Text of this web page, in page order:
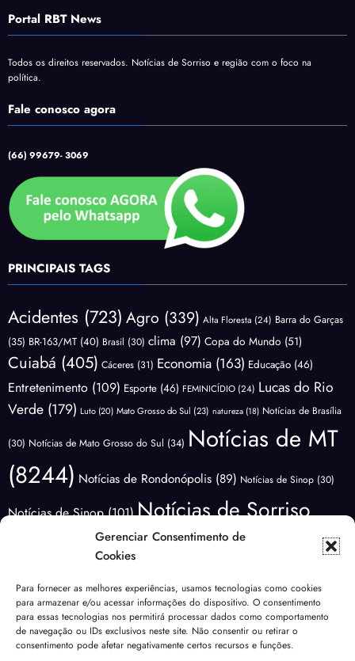
Gerenciar Consentimento de
Cookies
Para fornecer as melhores experiências, usamos tecnologias como cookies
para armazenar e/ou acessar informações do dispositivo. O consentimento
para essas tecnologias nos permitirá processar dados como comportamento
de navegação ou IDs exclusivos neste site. Não consentir ou retirar o
consentimento pode afetar negativamente certos recursos e funções.
Portal RBT News
Todos os direitos reservados. Notícias de Sorriso e região com o foco na
política.
Fale conosco agora
(66) 99679- 3069
PRINCIPAIS TAGS
Acidentes (723) Agro (339) Alta Floresta (24) Barra do Garças
(35) BR-163/MT (40) Brasil (30) clima (97) Copa do Mundo (51)
Cuiabá (405) Cáceres (31) Economia (163) Educação (46)
Entretenimento (109) Esporte (46) FEMINICÍDIO (24) Lucas do Rio
Verde (179) Luto (20) Mato Grosso do Sul (23) natureza (18) Notícias de Brasília
(30) Notícias de Mato Grosso do Sul (34) Notícias de MT
(8244) Notícias de Rondonópolis (89) Notícias de Sinop (30)
Notícias de Sinop(101)Notícias de Sorriso
Notícias de Várzea Grande(66) Notícias do
Rio Verde(171) Nova Mutum(68) NOVA UBIRATÃ(29) Polícia
(3643)Política(1832)Previsão do Tempo(81)